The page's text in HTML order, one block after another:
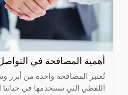
أهمية المصافحة في
تُعتبر المصافحة واحدة من أبرز
اللفظي التي نستخدمها في